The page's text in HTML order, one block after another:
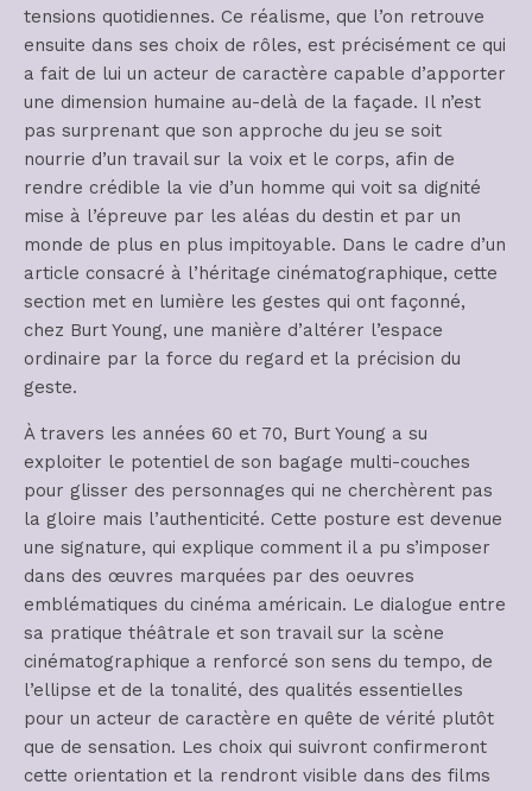
tensions quotidiennes. Ce réalisme, que l’on retrouve
ensuite dans ses choix de rôles, est précisément ce qui
a fait de lui un acteur de caractère capable d’apporter
une dimension humaine au-delà de la façade. Il n’est
pas surprenant que son approche du jeu se soit
nourrie d’un travail sur la voix et le corps, afin de
rendre crédible la vie d’un homme qui voit sa dignité
mise à l’épreuve par les aléas du destin et par un
monde de plus en plus impitoyable. Dans le cadre d’un
article consacré à l’héritage cinématographique, cette
section met en lumière les gestes qui ont façonné,
chez Burt Young, une manière d’altérer l’espace
ordinaire par la force du regard et la précision du
geste.
À travers les années 60 et 70, Burt Young a su
exploiter le potentiel de son bagage multi-couches
pour glisser des personnages qui ne cherchèrent pas
la gloire mais l’authenticité. Cette posture est devenue
une signature, qui explique comment il a pu s’imposer
dans des œuvres marquées par des oeuvres
emblématiques du cinéma américain. Le dialogue entre
sa pratique théâtrale et son travail sur la scène
cinématographique a renforcé son sens du tempo, de
l’ellipse et de la tonalité, des qualités essentielles
pour un acteur de caractère en quête de vérité plutôt
que de sensation. Les choix qui suivront confirmeront
cette orientation et la rendront visible dans des films